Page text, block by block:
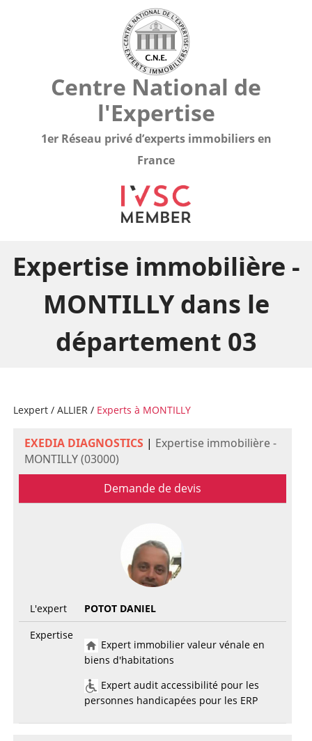
Centre National de
l'Expertise
1er Réseau privé d’experts immobiliers en
France
Expertise immobilière -
MONTILLY dans le
département 03
Lexpert/ ALLIER/ Experts à MONTILLY
EXEDIA DIAGNOSTICS | Expertise immobilière -
MONTILLY (03000)
Demande de devis
L'expert
POTOT DANIEL
Expertise
Expert immobilier valeur vénale en
biens d'habitations
Expert audit accessibilité pour les
personnes handicapées pour les ERP